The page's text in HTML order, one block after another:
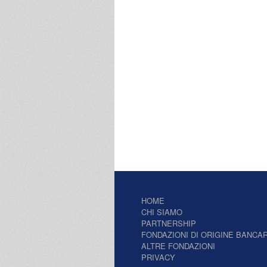
HOME
CHI SIAMO
PARTNERSHIP
FONDAZIONI DI ORIGINE
ALTRE FONDAZIONI
PRIVACY